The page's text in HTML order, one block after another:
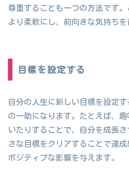
尊重することも一つの方法です
より柔軟にし、前向きな気持ちを
目標を設定する
自分の人生に新しい目標を設定
の一助になります。たとえば、
いたりすることで、自分を成長
さな目標をクリアすることで達
ポジティブな影響を与えます。